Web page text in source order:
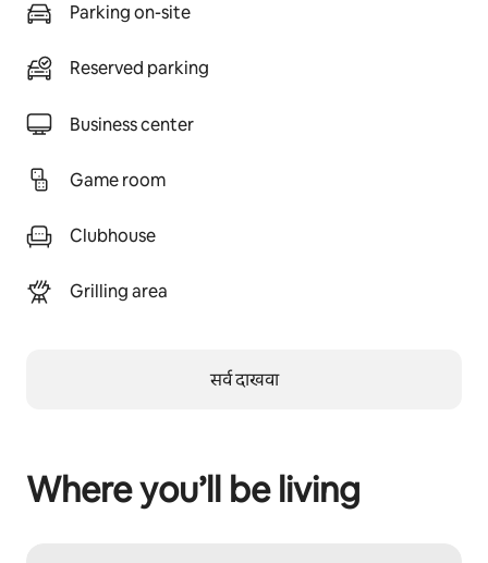
Parking on-site
Reserved parking
Business center
Game room
Clubhouse
Grilling area
सर्व दाखवा
Where you’ll be living